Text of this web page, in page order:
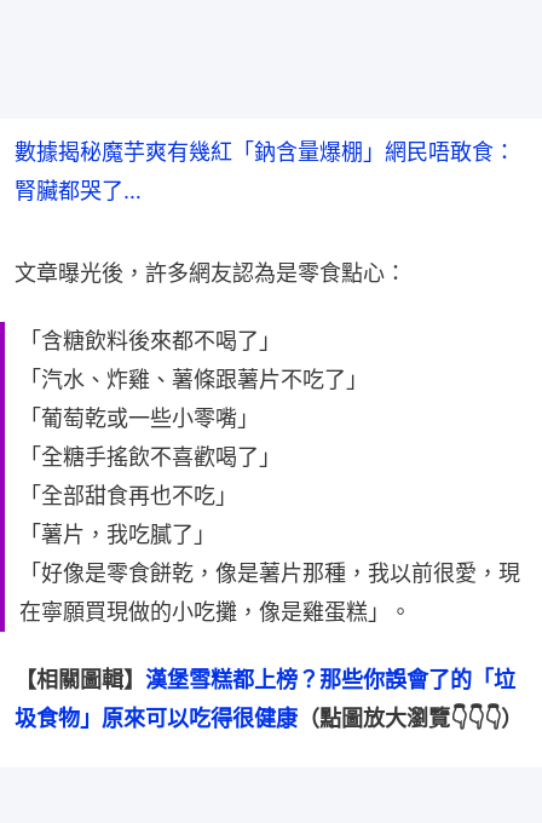
數據揭秘魔芋爽有幾紅「鈉含量爆棚」網民唔敢食：
腎臟都哭了…
文章曝光後，許多網友認為是零食點心：
「含糖飲料後來都不喝了」
「汽水、炸雞、薯條跟薯片不吃了」
「葡萄乾或一些小零嘴」
「全糖手搖飲不喜歡喝了」
「全部甜食再也不吃」
「薯片，我吃膩了」
「好像是零食餅乾，像是薯片那種，我以前很愛，現
在寧願買現做的小吃攤，像是雞蛋糕」。
【相關圖輯】 漢堡雪糕都上榜？那些你誤會了的「垃
圾食物」原來可以吃得很健康 （點圖放大瀏覽👇👇👇）